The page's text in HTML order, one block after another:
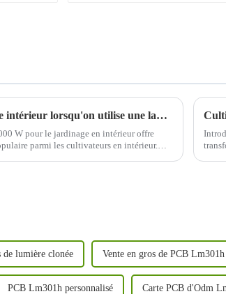
Quels sont les avantages du jardinage intérieur lorsqu'on utilise une lampe de culture LED de 1000 W ?
W pour le jardinage en intérieur offre
parmi les cultivateurs en intérieur.
de lumière clonée Vente en gros de PCB
PCB Lm301h personnalisé Carte PCB d'Odm